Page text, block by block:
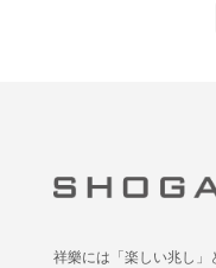
祥樂には「楽しい兆し」